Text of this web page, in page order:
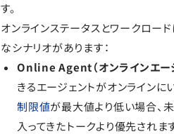
す。
オンラインステータスとワークロー
なシナリオがあります：
Online Agent（オンラインエー
きるエージェントがオンラインに
制限値が最大値より低い場合、
入ってきたトークより優先されます